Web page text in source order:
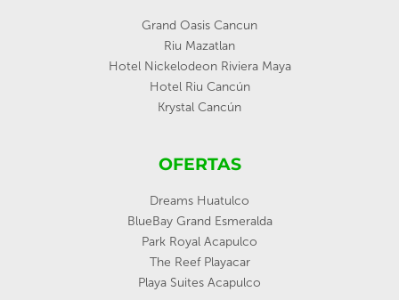
Grand Oasis Cancun
Riu Mazatlan
Hotel Nickelodeon Riviera Maya
Hotel Riu Cancún
Krystal Cancún
OFERTAS
Dreams Huatulco
BlueBay Grand Esmeralda
Park Royal Acapulco
The Reef Playacar
Playa Suites Acapulco